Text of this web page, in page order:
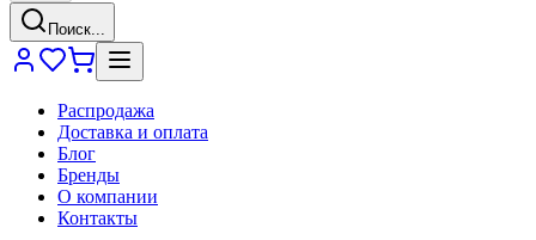
Поиск...
Распродажа
Доставка и оплата
Блог
Бренды
О компании
Контакты